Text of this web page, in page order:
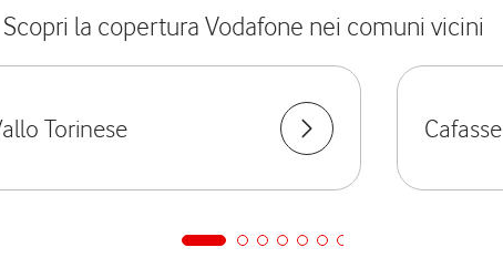
Scopri la copertura Vodafone nei comuni vicini
Torinese Cafasse